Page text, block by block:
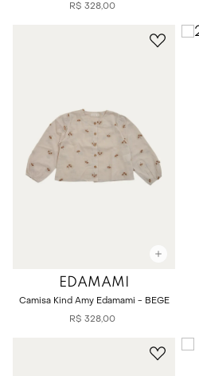
R$ 328,00
EDAMAMI
Camisa Kind Amy Edamami - BEGE
R$ 328,00